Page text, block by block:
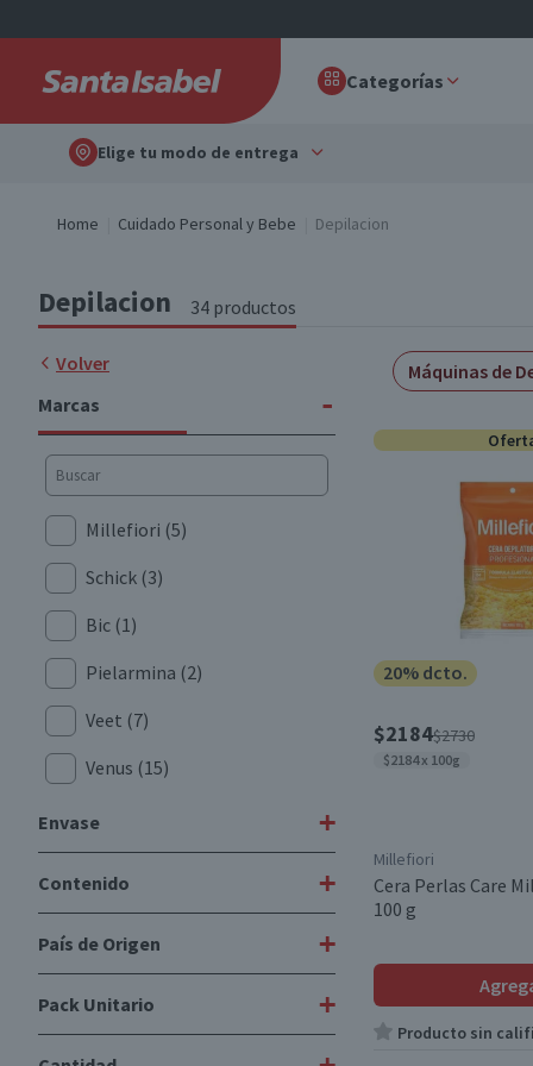
Categorías
Elige tu modo de entrega
Home Cuidado Personal y Bebe Depilacion
Depilacion 34 productos
Volver
Marcas
-
Millefiori (5)
Schick (3)
Bic (1)
Pielarmina (2)
Veet (7)
Venus (15)
Gillette
Envase +
Blister
Bolsa
Caja(3)
Tarro(1)
Contenido +
3 (1)
1 Ud
(1)
1 unidad(2)
País de Origen +
Canadá(2)
Chile
Pack Unitario +
Máquinas de
20% dcto.
$2184$2730
$2184 x 100g
Millefiori
Cera Perlas Care
100 g
Producto sin